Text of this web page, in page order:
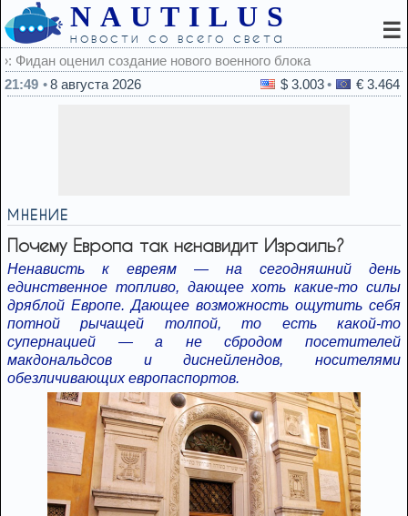
NAUTILUS
новости со всего света ☰
блока
21:49
8 августа 2026 $ 3.003 € 3.464
МНЕНИЕ
Почему Европа так ненавидит Израиль?
Ненависть к евреям — на сегодняшний день
единственное топливо, дающее хоть какие-то силы
дряблой Европе. Дающее возможность ощутить себя
потной рычащей толпой, то есть какой-то
супернацией — а не сбродом посетителей
макдональдсов и диснейлендов, носителями
обезличивающих европаспортов.